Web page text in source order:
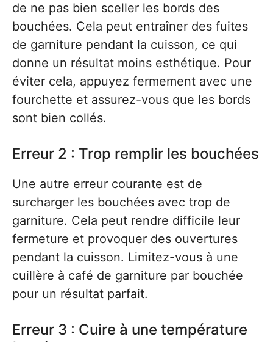
de ne pas bien sceller les bords des
bouchées. Cela peut entraîner des fuites
de garniture pendant la cuisson, ce qui
donne un résultat moins esthétique. Pour
éviter cela, appuyez fermement avec une
fourchette et assurez-vous que les bords
sont bien collés.
Erreur 2 : Trop remplir les bouchées
Une autre erreur courante est de
surcharger les bouchées avec trop de
garniture. Cela peut rendre difficile leur
fermeture et provoquer des ouvertures
pendant la cuisson. Limitez-vous à une
cuillère à café de garniture par bouchée
pour un résultat parfait.
Erreur 3 : Cuire à une température